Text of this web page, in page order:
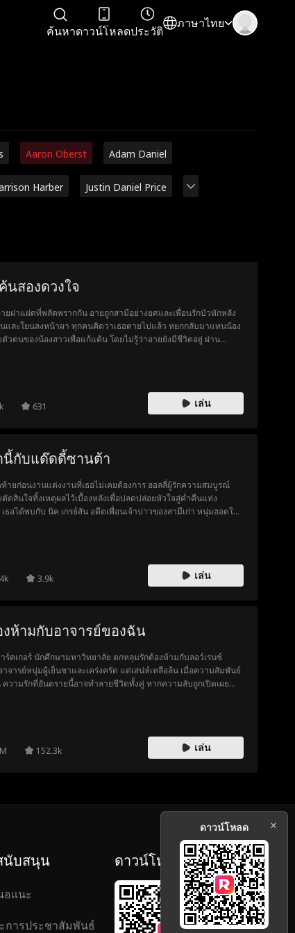
ค้นหาดาวน์โหลดประวัติ
ภาษาไทย
Aaron Oberst Adam Daniel
Harber Justin Daniel Price
นสองดวงใจ
ยฝาแฝดที่พลัดพรากกัน อายถูกสามีอย่างยศและเพื่อนรักบัวหักหลัง
และโยนลงหน้าผา ทุกคนคิดว่าเธอตายไปแล้ว หยกกลับมาแทนน้อง
ตัวตนของน้องสาวเพื่อแก้แค้น โดยไม่รู้ว่าอายยังมีชีวิตอยู่ ผ่าน
631 เล่น
นี้กับแด๊ดดี้ซานต้า
ายก่อนงานแต่งงานที่เธอไม่เคยต้องการ ฮอลลี่ผู้รักความสมบูรณ์
ดสินใจทิ้งเหตุผลไว้เบื้องหลังเพื่อปลดปล่อยหัวใจสู่ค่ำคืนแห่ง
ธอได้พบกับ นิค เกรย์สัน อดีตเพื่อนเจ้าบ่าวของสามีเก่า หนุ่มฮอตใน
3.9k เล่น
งห้ามกับอาจารย์ของฉัน
ร์คเกอร์ นักศึกษามหาวิทยาลัย ตกหลุมรักต้องห้ามกับลอว์เรนซ์
าจารย์หนุ่มผู้เย็นชาและเคร่งครัด แต่เสน่ห์เหลือล้น เมื่อความสัมพันธ์
ความรักที่อันตรายนี้อาจทำลายชีวิตทั้งคู่ หากความลับถูกเปิดเผย…
152.3k เล่น
นับสนุน
อแนะ
การประชาสัมพันธ์
ดาวน์โหลด
ดาวน์โหลด